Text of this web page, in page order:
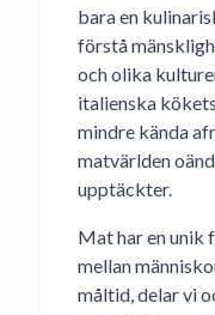
bara en
förstå
och olika
italienska
mindre kända
matvärlden
upptäckter.
Mat har en unik
mellan
måltid, delar vi